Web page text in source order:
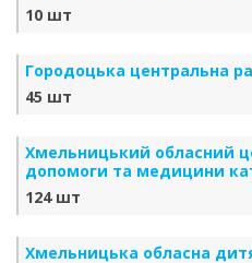
10 шт
Городоцька центральна
45 шт
Хмельницький обласний
допомоги та медицини
124 шт
Хмельницька обласна